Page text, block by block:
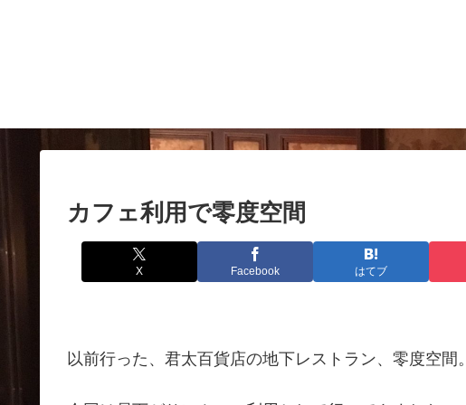
カフェ利用で零度空間
X Facebook はてブ
以前行った、君太百貨店の地下レストラン、零度空間。